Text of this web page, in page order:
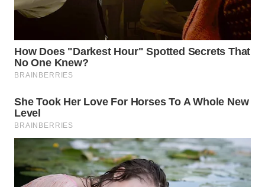
MADURA
SURABAYA
WN
WN
BINTAN
WN
MANDALIKA